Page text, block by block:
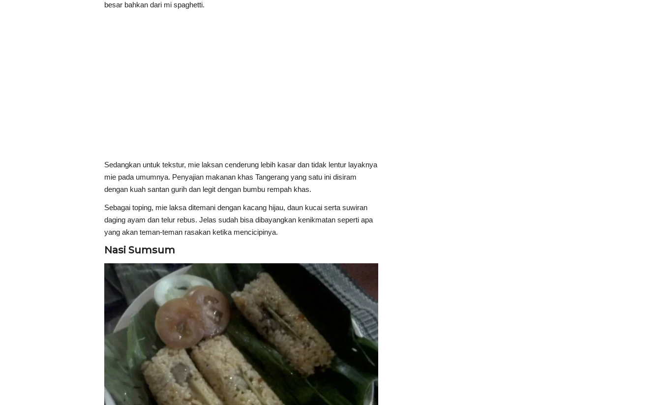
besar bahkan dari mi spaghetti.
Sedangkan untuk tekstur, mie laksan cenderung lebih kasar dan tidak lentur layaknya
mie pada umumnya. Penyajian makanan khas Tangerang yang satu ini disiram
dengan kuah santan gurih dan legit dengan bumbu rempah khas.
Sebagai toping, mie laksa ditemani dengan kacang hijau, daun kucai serta suwiran
daging ayam dan telur rebus. Jelas sudah bisa dibayangkan kenikmatan seperti apa
yang akan teman-teman rasakan ketika mencicipinya.
Nasi Sumsum